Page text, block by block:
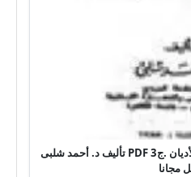
تحميل كتاب اليهودية ومقارنة الأديان .ج3 PDF تأليف د. أحمد شلبى
مجانا